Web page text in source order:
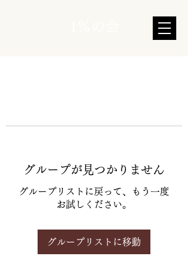
グループが見つかりません
グループリストに戻って、もう一度
お試しください。
グループリストに移動